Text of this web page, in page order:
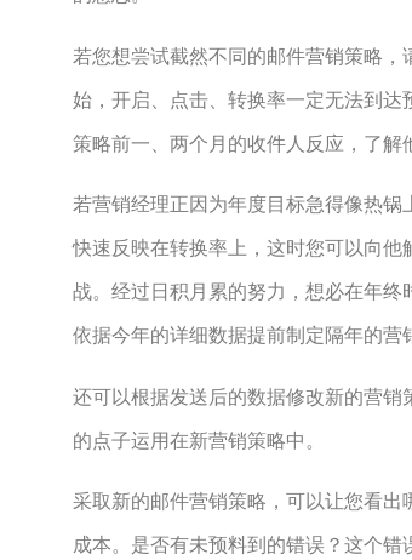
若您想尝试截然不同的邮件营销策略
始，开启、点击、转换率一定无法到
策略前一、两个月的收件人反应，了解
若营销经理正因为年度目标急得像热
快速反映在转换率上，这时您可以向
战。经过日积月累的努力，想必在年
依据今年的详细数据提前制定隔年的营
还可以根据发送后的数据修改新的营
的点子运用在新营销策略中。
采取新的邮件营销策略，可以让您看
成本。是否有未预料到的错误？这个